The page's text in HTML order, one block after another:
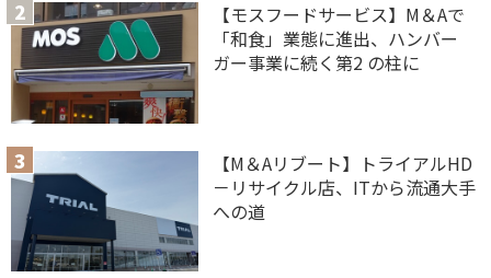
【モスフードサービス】M＆Aで
「和食」業態に進出、ハンバー
ガー事業に続く第2 の柱に
【M＆Aリブート】トライアルHD
－リサイクル店、ITから流通大手
への道